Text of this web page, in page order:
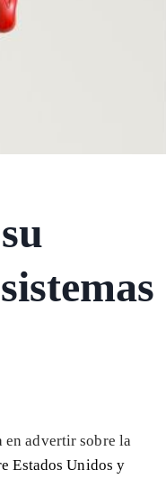
en advertir sobre la
Estados Unidos y